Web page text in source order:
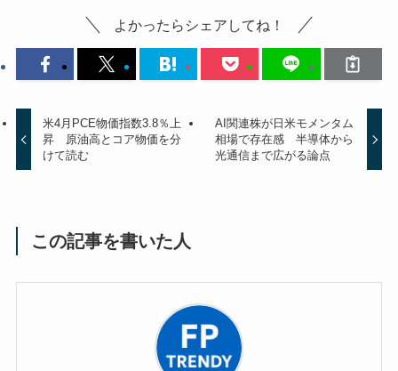
よかったらシェアしてね！
米4月PCE物価指数3.8％上
昇 原油高とコア物価を分
けて読む
AI関連株が日米モメンタム
相場で存在感 半導体から
光通信まで広がる論点
この記事を書いた人